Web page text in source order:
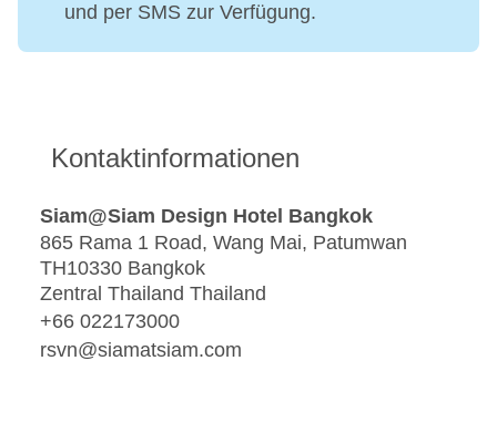
und per SMS zur Verfügung.
Kontaktinformationen
Siam@Siam Design Hotel Bangkok
865 Rama 1 Road, Wang Mai, Patumwan
TH10330 Bangkok
Zentral Thailand Thailand
+66 022173000
rsvn@siamatsiam.com